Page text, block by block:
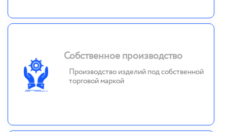
Собственное производство
Производство изделий под собственной
торговой маркой